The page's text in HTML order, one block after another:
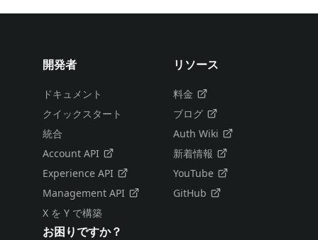
開発者
ドキュメント
クイックスタート
統合
Account API
Experience API
Management API
X を Y で構築
リソース
料金
ブログ
Auth Wiki
新着情報
YouTube
GitHub
お困りですか？